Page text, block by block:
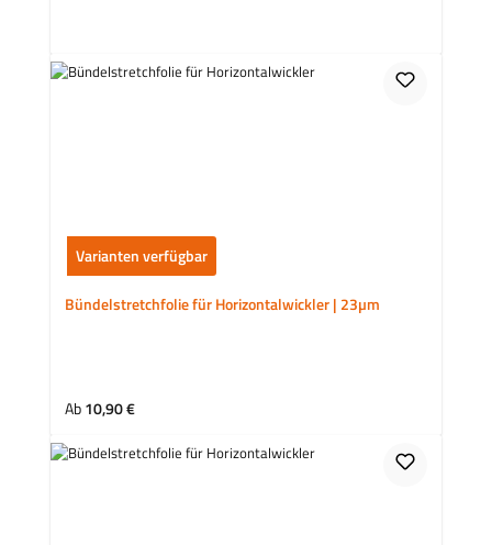
Varianten verfügbar
Bündelstretchfolie für Horizontalwickler | 23µm
Regulärer Preis:
Ab10,90 €